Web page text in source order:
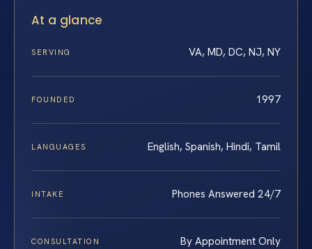
At a glance
SERVING VA, MD, DC, NJ, NY
FOUNDED 1997
LANGUAGES English, Spanish, Hindi, Tamil
INTAKE Phones Answered 24/7
CONSULTATION By Appointment Only